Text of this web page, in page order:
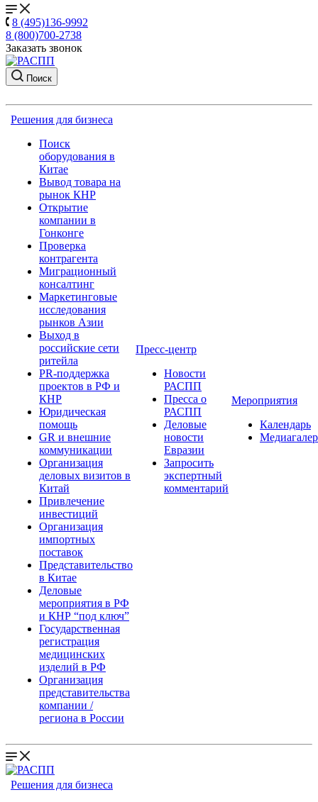
8 (495)136-9992
8 (800)700-2738
Заказать звонок
Поиск
Решения для бизнеса
Поиск
оборудования в
Китае
Вывод товара на
рынок КНР
Открытие
компании в
Гонконге
Проверка
контрагента
Миграционный
консалтинг
Маркетинговые
исследования
рынков Азии
Выход в
российские сети
ритейла
PR-поддержка
проектов в РФ и
КНР
Юридическая
помощь
GR и внешние
коммуникации
Организация
деловых визитов в
Китай
Привлечение
инвестиций
Организация
импортных
поставок
Представительство
в Китае
Деловые
мероприятия в РФ
и КНР “под ключ”
Государственная
регистрация
медицинских
изделий в РФ
Организация
представительства
компании /
региона в России
Пресс-центр
Новости
РАСПП
Пресса о
РАСПП
Деловые
новости
Евразии
Запросить
экспертный
комментарий
Мероприятия
Календарь
Решения для бизнеса